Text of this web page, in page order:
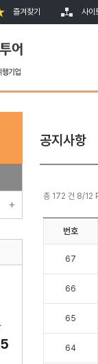
즐겨찾기 사이
공지사항
총 172 건 8/12
번호
67
66
65
64